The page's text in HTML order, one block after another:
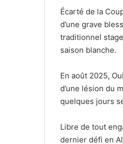
Écarté de la
d’une grave
traditionnel
saison blanche.
En août 2025,
d’une lésion du
quelques jours
Libre de tout
dernier défi en